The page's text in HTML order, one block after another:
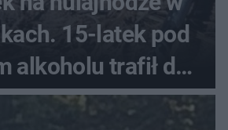
15-latek pod
alkoholu trafił do
szpitala